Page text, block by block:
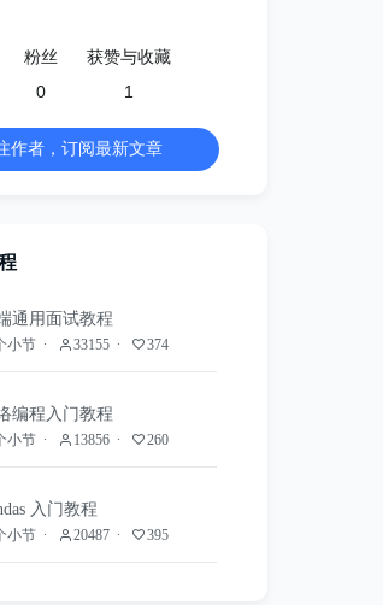
粉丝
0
获赞与收藏
1
作者，订阅最新文章
通用面试教程
小节 33155 374
编程入门教程
小节 13856 260
入门教程
小节 20487 395